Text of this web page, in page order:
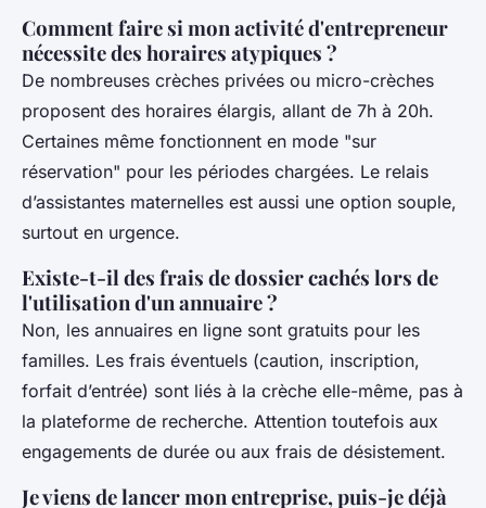
Comment faire si mon activité d'entrepreneur
nécessite des horaires atypiques ?
De nombreuses crèches privées ou micro-crèches
proposent des horaires élargis, allant de 7h à 20h.
Certaines même fonctionnent en mode "sur
réservation" pour les périodes chargées. Le relais
d’assistantes maternelles est aussi une option souple,
surtout en urgence.
Existe-t-il des frais de dossier cachés lors de
l'utilisation d'un annuaire ?
Non, les annuaires en ligne sont gratuits pour les
familles. Les frais éventuels (caution, inscription,
forfait d’entrée) sont liés à la crèche elle-même, pas à
la plateforme de recherche. Attention toutefois aux
engagements de durée ou aux frais de désistement.
Je viens de lancer mon entreprise, puis-je déjà